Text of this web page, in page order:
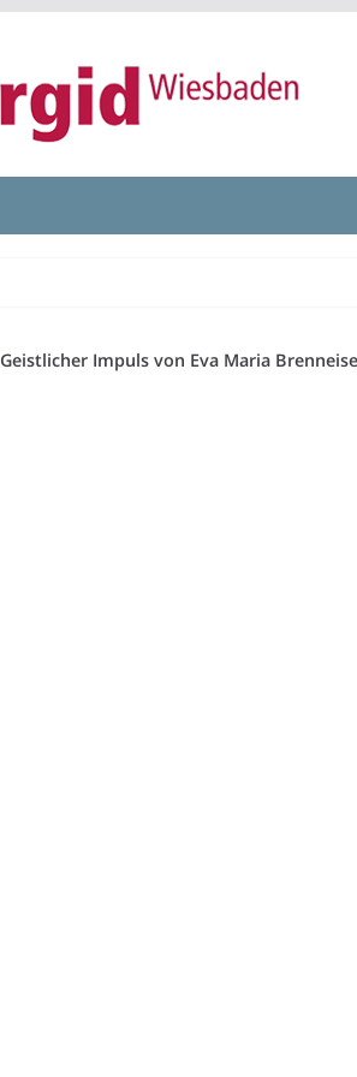
Geistlicher Impuls von Eva Maria